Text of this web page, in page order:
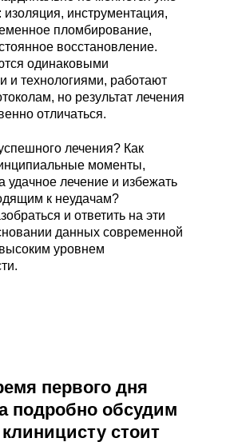
изоляция, инструментация,
пломбирование,
восстановление.
одинаковыми
и технологиями, работают
но результат лечения
отличаться.
лечения? Как
моменты,
удачное лечение и избежать
к неудачам?
и ответить на эти
данных современной
уровнем
первого дня
подробно обсудим
стоит